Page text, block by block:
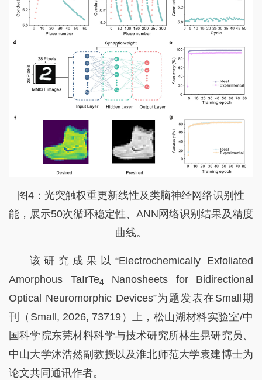
图4：光突触权重更新线性及类脑神经网络识别性
能，展示50次循环稳定性、ANN网络识别结果及精度
曲线。
该研究成果以“Electrochemically Exfoliated
Amorphous TaIrTe4
Nanosheets for Bidirectional
Optical Neuromorphic Devices”为题发表在Small期
刊（Small, 2026, 73719）上，松山湖材料实验室/中
国科学院东莞材料科学与技术研究所林生晃研究员、
中山大学沐浩然副教授以及淮北师范大学袁建博士为
论文共同通讯作者。